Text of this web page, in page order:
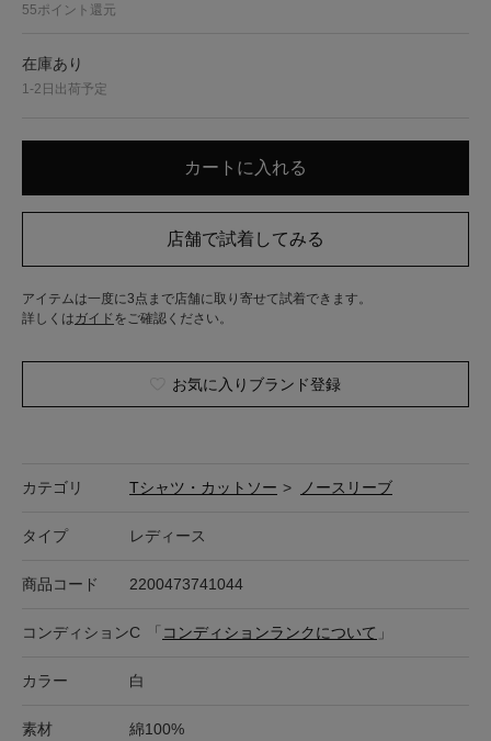
55ポイント還元
在庫あり
1-2日出荷予定
アイテムは一度に3点まで店舗に取り寄せて試着できます。
詳しくはガイド をご確認ください。
お気に入りブランド登録
カテゴリ Tシャツ・カットソー > ノースリーブ
タイプ レディース
商品コード 2200473741044
コンディションC 「 コンディションランクについて 」
カラー 白
素材 綿100%